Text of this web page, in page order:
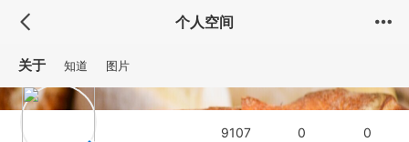
个人空间
0
0
9107
关于 知道 图片